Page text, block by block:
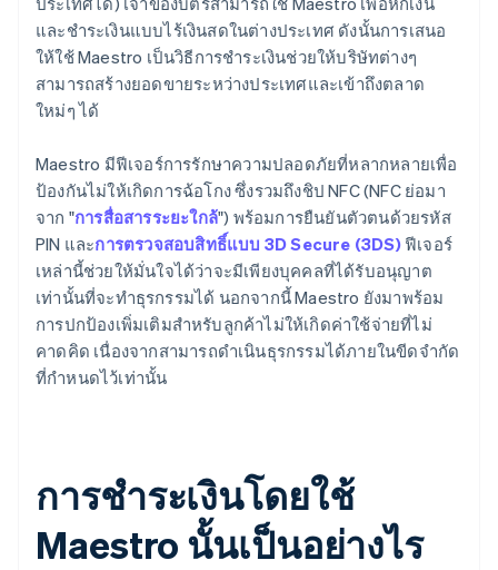
และชำระเงินแบบไร้เงินสดในต่างประเทศ ดังนั้นการเสนอ
ให้ใช้ Maestro เป็นวิธีการชำระเงินช่วยให้บริษัทต่างๆ
สามารถสร้างยอดขายระหว่างประเทศและเข้าถึงตลาด
ใหม่ๆ ได้
Maestro มีฟีเจอร์การรักษาความปลอดภัยที่หลากหลายเพื่อ
ป้องกันไม่ให้เกิดการฉ้อโกง ซึ่งรวมถึงชิป NFC (NFC ย่อมา
จาก "การสื่อสารระยะใกล้") พร้อมการยืนยันตัวตนด้วยรหัส
PIN และการตรวจสอบสิทธิ์แบบ 3D Secure (3DS)ฟีเจอร์
เหล่านี้ช่วยให้มั่นใจได้ว่าจะมีเพียงบุคคลที่ได้รับอนุญาต
เท่านั้นที่จะทำธุรกรรมได้ นอกจากนี้ Maestro ยังมาพร้อม
การปกป้องเพิ่มเติมสำหรับลูกค้าไม่ให้เกิดค่าใช้จ่ายที่ไม่
คาดคิด เนื่องจากสามารถดำเนินธุรกรรมได้ภายในขีดจำกัด
ที่กำหนดไว้เท่านั้น
การชำระเงินโดยใช้
Maestro นั้นเป็นอย่างไร